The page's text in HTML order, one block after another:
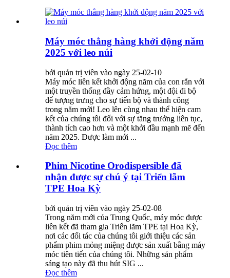
Máy móc thẳng hàng khởi động năm
2025 với leo núi
bởi quản trị viên vào ngày 25-02-10
Máy móc liên kết khởi động năm của con rắn với
một truyền thống đầy cảm hứng, một đội đi bộ
để tượng trưng cho sự tiến bộ và thành công
trong năm mới! Leo lên cùng nhau thể hiện cam
kết của chúng tôi đối với sự tăng trưởng liên tục,
thành tích cao hơn và một khởi đầu mạnh mẽ đến
năm 2025. Được làm mới ...
Đọc thêm
Phim Nicotine Orodispersible đã
nhận được sự chú ý tại Triển lãm
TPE Hoa Kỳ
bởi quản trị viên vào ngày 25-02-08
Trong năm mới của Trung Quốc, máy móc được
liên kết đã tham gia Triển lãm TPE tại Hoa Kỳ,
nơi các đối tác của chúng tôi giới thiệu các sản
phẩm phim mỏng miệng được sản xuất bằng máy
móc tiên tiến của chúng tôi. Những sản phẩm
sáng tạo này đã thu hút SIG ...
Đọc thêm